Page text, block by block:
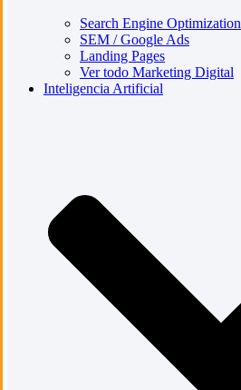
Search Engine Optimization
SEM / Google Ads
Landing Pages
Ver todo Marketing Digital
Inteligencia Artificial